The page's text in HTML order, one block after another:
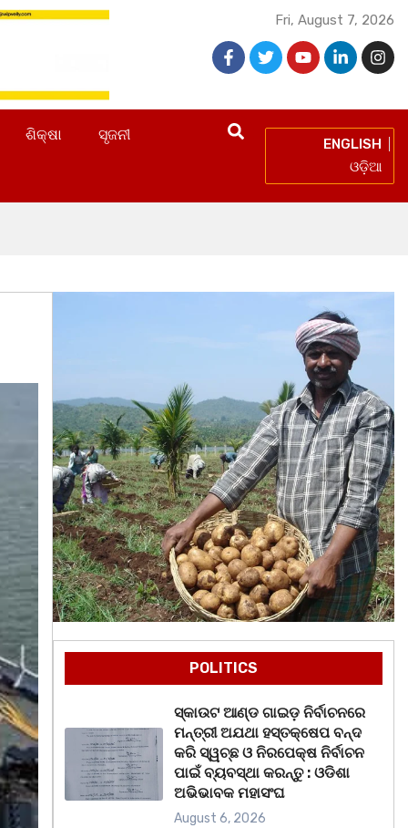
Fri, August 7, 2026
ଶିକ୍ଷା ସୃଜନୀ
ENGLISH
ଓଡ଼ିଆ
POLITICS
ସ୍କାଉଟ ଆଣ୍ଡ ଗାଇଡ଼ ନିର୍ବାଚନରେ
ମନ୍ତ୍ରୀ ଅଯଥା ହସ୍ତକ୍ଷେପ ବନ୍ଦ
କରି ସ୍ୱଚ୍ଛ ଓ ନିରପେକ୍ଷ ନିର୍ବାଚନ
ପାଇଁ ବ୍ୟବସ୍ଥା କରନ୍ତୁ : ଓଡିଶା
ଅଭିଭାବକ ମହାସଂଘ
August 6, 2026